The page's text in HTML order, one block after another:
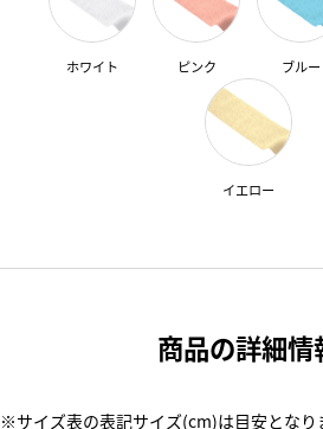
ホワイト ピンク ブルー
イエロー
商品の詳細情
※サイズ表の表記サイズ(cm)は目安となり